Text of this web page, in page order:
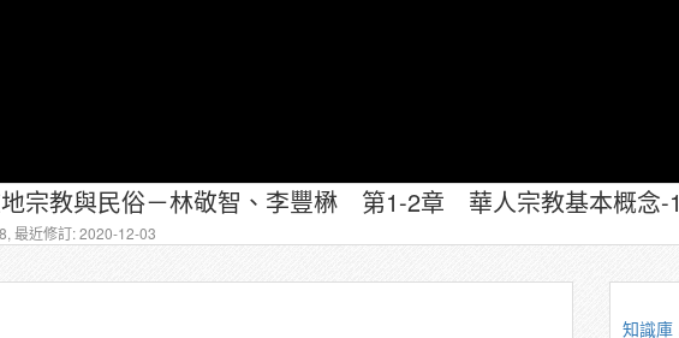
宗教與民俗－林敬智、李豐楙 第1-2章 華人宗教基本概念-1
最近修訂: 2020-12-03
知識庫